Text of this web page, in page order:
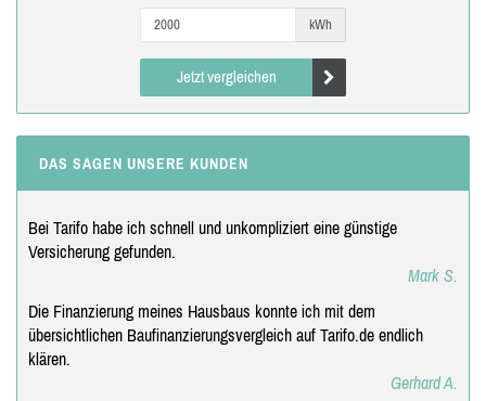
kWh
Jetzt vergleichen
DAS SAGEN UNSERE KUNDEN
Bei Tarifo habe ich schnell und unkompliziert eine günstige
Versicherung gefunden.
Mark S.
Die Finanzierung meines Hausbaus konnte ich mit dem
übersichtlichen Baufinanzierungsvergleich auf Tarifo.de endlich
klären.
Gerhard A.